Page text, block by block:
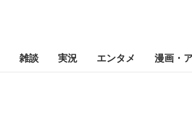
雑談 実況 エンタメ 漫画・